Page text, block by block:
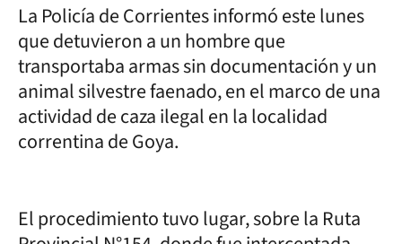
La Policía de Corrientes informó este lunes
que detuvieron a un hombre que
transportaba armas sin documentación y un
animal silvestre faenado, en el marco de una
actividad de caza ilegal en la localidad
correntina de Goya.
El procedimiento tuvo lugar, sobre la Ruta